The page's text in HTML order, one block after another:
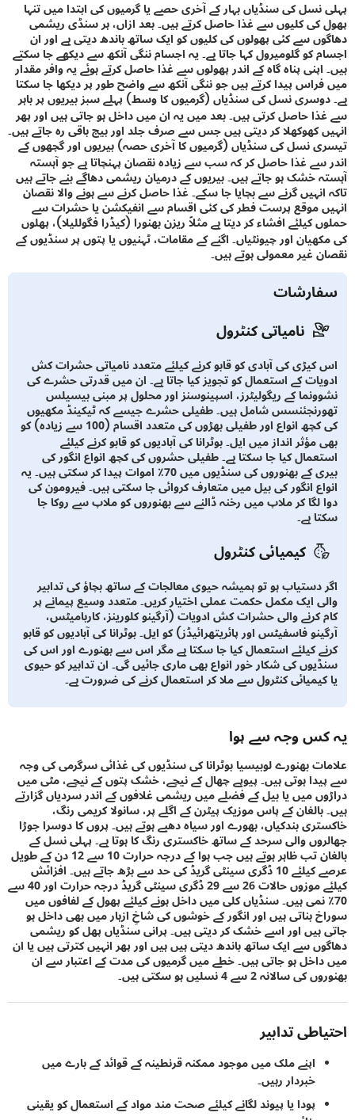
کی سنڈیاں بہار کے آخری حصے یا گرمیوں کی ابتدا میں تنہا
کی کلیوں سے غذا حاصل کرتے ہیں۔ بعد ازاں، ہر سنڈی ریشمی
سے کئی پھولوں کی کلیوں کو ایک ساتھ باندھ دیتی ہے اور ان
کو گلومیرول کہا جاتا ہے۔ یہ اجسام ننگی آنکھ سے دیکھے جا سکتے
پناہ گاہ کے اندر پھولوں سے غذا حاصل کرتے ہوئے یہ وافر مقدار
پیدا کرتے ہیں جو ننگی آنکھ سے واضح طور پر دیکھا جا سکتا
نسل کی سنڈیاں (گرمیوں کا وسط) پہلے سبز بیریوں پر باہر
حاصل کرتی ہیں۔ بعد میں یہ ان میں داخل ہو جاتی ہیں اور پھر
کھوکھلا کر دیتی ہیں جس سے صرف جلد اور بیج باقی رہ جاتے ہیں۔
نسل کی سنڈیاں (گرمیوں کا آخری حصہ) بیریوں اور گچھوں کے
سے غذا حاصل کر کہ سب سے زیادہ نقصان پہنچاتا ہے جو آہستہ
خشک ہو جاتے ہیں۔ بیریوں کے درمیان ریشمی دھاگے بنے جاتے ہیں
گرنے سے بچایا جا سکے۔ غذا حاصل کرنے سے ہونے والا نقصان
موقع پرست فطر کی کئی اقسام سے انفیکشن یا حشرات سے
کیلئے افشاء کر دیتا ہے مثلاً ریزن بھنورا (کیڈرا فگوللیلا)، پھلوں
اور چیونٹیاں۔ اگنے کے مقامات، ٹہنیوں یا پتوں پر سنڈیوں کے
غیر معمولی ہوتے ہیں۔
نامیاتی کنٹرول
کی آبادی کو قابو کرنے کیلئے متعدد نامیاتی حشرات کش
کے استعمال کو تجویز کیا جاتا ہے۔ ان میں قدرتی حشرے کی
کے ریگولیٹرز، اسپینوسنز اور محلول پر مبنی بیسیلس
شامل ہیں۔ طفیلی حشرے جیسے کہ ٹیکینڈ مکھیوں
کی کچھ انواع اور طفیلی بھڑوں کی متعدد اقسام (100 سے زیادہ) کو
مؤثر انداز میں ایل۔ بوٹرانا کی آبادیوں کو قابو کرنے کیلئے
کیا جا سکتا ہے۔ طفیلی حشروں کی کچھ انواع انگور کی
بیری کے بھنوروں کی سنڈیوں میں 70٪ اموات پیدا کر سکتی ہیں۔ یہ
انگور کی بیل میں متعارف کروائی جا سکتی ہیں۔ فیرومون کی
لگا کر ملاپ میں رخنہ ڈالنے سے بھنوروں کو ملاپ سے روکا جا
ہے۔
کیمیائی کنٹرول
دستیاب ہو تو ہمیشہ حیوی معالجات کے ساتھ بچاؤ کی تدابیر
ایک مکمل حکمت عملی اختیار کریں۔ متعدد وسیع پیمانے پر
کرنے والی حشرات کش ادویات (آرگینو کلورینز، کاربامیٹس،
فاسفیٹس اور پائریتھرائیڈز) کو ایل۔ بوٹرانا کی آبادیوں کو قابو
کیلئے استعمال کیا جا سکتا ہے مگر اس سے بھنورے اور اس کی
کی شکار خور انواع بھی ماری جائیں گی۔ ان تدابیر کو حیوی
کنٹرول سے ملا کر استعمال کرنے کی ضرورت ہے۔
وجہ سے ہوا
بھنورے لوبیسیا بوٹرانا کی سنڈیوں کی غذائی سرگرمی کی وجہ
ہوتی ہیں۔ پیوپے چھال کے نیچے، خشک پتوں کے نیچے، مٹی میں
میں یا بیل کے فضلے میں ریشمی غلافوں کے اندر سردیاں گزارتے
کے پاس موزیک پیٹرن کے اگلے پر، سانولا کریمی رنگ،
بندکیاں، بھورے اور سیاہ دھبے ہوتے ہیں۔ پروں کا دوسرا جوڑا
والی سرحد کے ساتھ خاکستری رنگ کا ہوتا ہے۔ پہلی نسل کے
بالغان تب ظاہر ہوتے ہیں جب ہوا کے درجہ حرارت 10 سے 12 دن کے طویل
عرصے کیلئے 10 ڈگری سینٹی گریڈ کی حد سے بڑھ جاتے ہیں۔ افزائش
کیلئے موزوں حالات 26 سے 29 ڈگری سینٹی گریڈ درجہ حرارت اور 40 سے
نمی ہیں۔ سنڈیاں کلی میں داخل ہونے کیلئے پھول کے لفافوں میں
بناتی ہیں اور انگور کے خوشوں کی شاخِ ازہار میں بھی داخل ہو
ہیں اور اسے خشک کر دیتی ہیں۔ پرانی سنڈیاں پھل کو ریشمی
سے ایک ساتھ باندھ دیتی ہیں ہیں اور پھر انہیں کترتی ہیں یا ان
ہو جاتی ہیں۔ خطے میں گرمیوں کی مدت کے اعتبار سے ان
2 سے 4 نسلیں ہو سکتی ہیں۔
تدابیر
اپنے ملک میں موجود ممکنہ قرنطینہ کے قوائد کے بارے میں
خبردار رہیں۔
پودا یا پیوند لگانے کیلئے صحت مند مواد کے استعمال کو یقینی